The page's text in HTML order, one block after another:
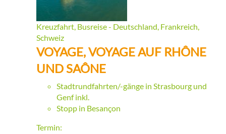
Kreuzfahrt, Busreise - Deutschland, Frankreich,
Schweiz
VOYAGE, VOYAGE AUF RHÔNE
UND SAÔNE
Stadtrundfahrten/-gänge in Strasbourg und
Genf inkl.
Stopp in Besançon
Termin: